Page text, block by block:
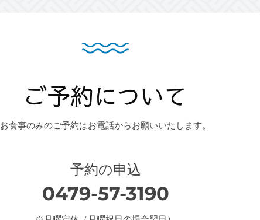
ご予約について
お食事のみのご予約はお電話からお願いいたします。
予約の申込
0479-57-3190